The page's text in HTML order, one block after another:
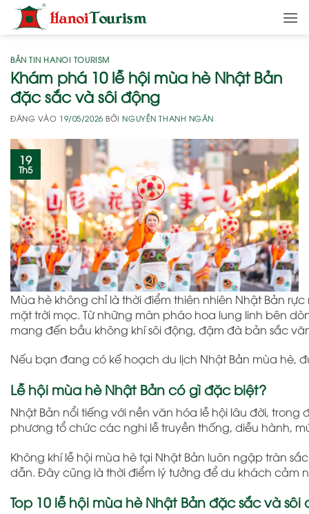
qua
dungBẢN TIN HANOI TOURISM
Khám phá 10 lễ hội mùa hè Nhật Bản
đặc sắc và sôi động
ĐĂNG VÀO 19/05/2026 BỞINGUYỄN THANH NGÂN
19
Th5
Mùa hè không chỉ là thời điểm thiên nhiên Nhật Bản
mặt trời mọc. Từ những màn pháo hoa lung linh bên
mang đến bầu không khí sôi động, đậm đà bản sắc
Nếu bạn đang có kế hoạch du lịch Nhật Bản mùa hè,
Lễ hội mùa hè Nhật Bản có gì đặc biệt?
Nhật Bản nổi tiếng với nền văn hóa lễ hội lâu đời,
phương tổ chức các nghi lễ truyền thống, diễu hành,
Không khí lễ hội mùa hè tại Nhật Bản luôn ngập tràn
dẫn. Đây cũng là thời điểm lý tưởng để du khách cảm
Top 10 lễ hội mùa hè Nhật Bản đặc sắc và sôi